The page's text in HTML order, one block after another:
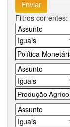
Filtros correntes: